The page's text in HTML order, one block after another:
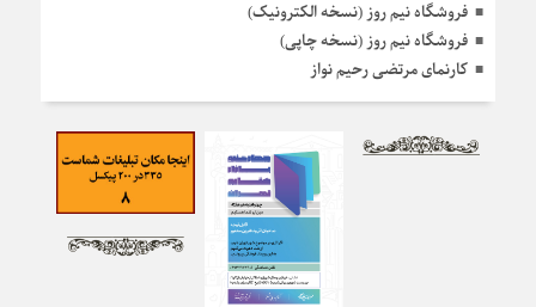
فروشگاه نیم روز (نسخه الکترونیک)
فروشگاه نیم روز (نسخه چاپی)
کارنمای مرتضی رحیم نواز